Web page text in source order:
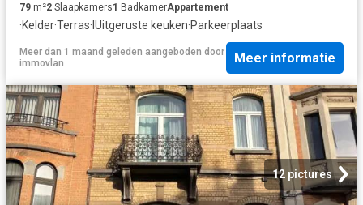
79 m²2 Slaapkamers1 BadkamerAppartement
·Kelder·Terras·IUitgeruste keuken·Parkeerplaats
Meer dan 1 maand geleden aangeboden door
immovlan
Meer informatie
12 pictures